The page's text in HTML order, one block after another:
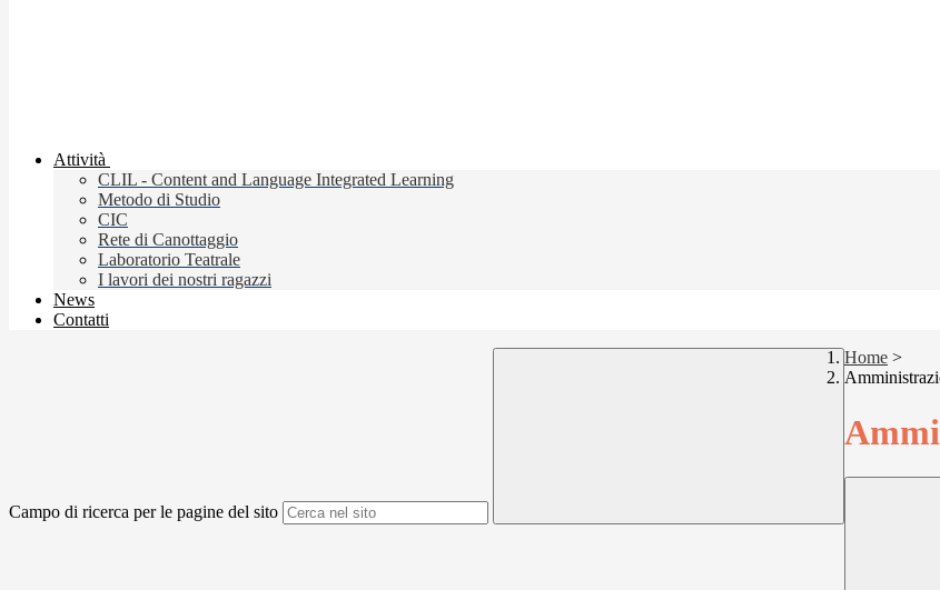
Attività
CLIL - Content and Language Integrated Learning
Metodo di Studio
CIC
Rete di Canottaggio
Laboratorio Teatrale
I lavori dei nostri ragazzi
News
Contatti
Campo di ricerca per le pagine del sito
Home >